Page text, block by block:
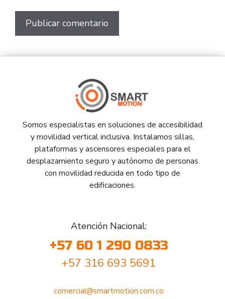
Somos especialistas en soluciones de accesibilidad
y movilidad vertical inclusiva. Instalamos sillas,
plataformas y ascensores especiales para el
desplazamiento seguro y autónomo de personas
con movilidad reducida en todo tipo de
edificaciones.
Atención Nacional:
+57 60 1 290 0833
+57 316 693 5691
comercial@smartmotion.com.co